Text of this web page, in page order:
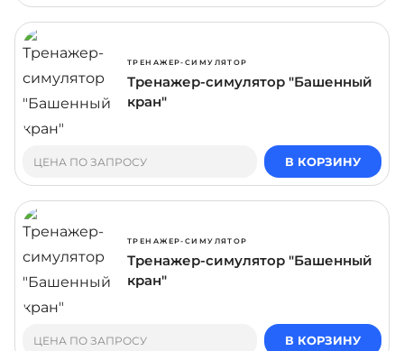
ТРЕНАЖЕР-СИМУЛЯТОР
Тренажер-симулятор "Башенный
кран"
ЦЕНА ПО ЗАПРОСУ В КОРЗИНУ
ТРЕНАЖЕР-СИМУЛЯТОР
Тренажер-симулятор "Башенный
кран"
ЦЕНА ПО ЗАПРОСУ В КОРЗИНУ